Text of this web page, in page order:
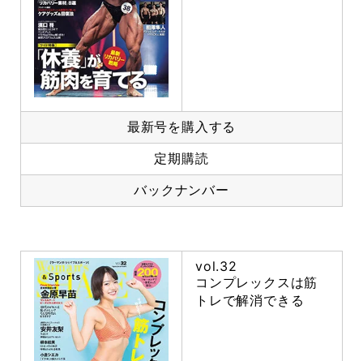
最新号を購入する
定期購読
バックナンバー
vol.32
コンプレックスは筋
トレで解消できる